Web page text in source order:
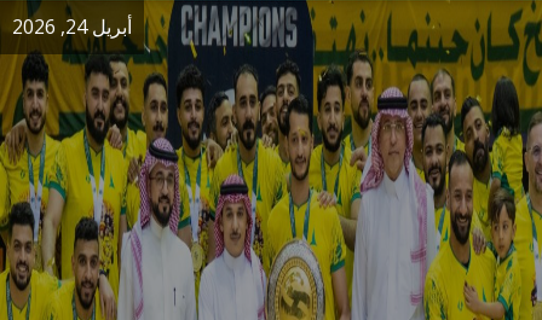
أبريل 24, 2026